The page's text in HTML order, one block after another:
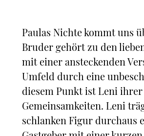
Paulas Nichte kommt uns
Bruder gehört zu den
mit einer ansteckenden
Umfeld durch eine
diesem Punkt ist Leni
Gemeinsamkeiten. Leni
schlanken Figur durchaus